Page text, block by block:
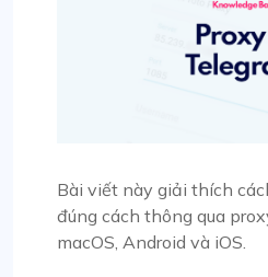
Bài viết này giải thích
đúng cách thông qua
macOS, Android và iOS.